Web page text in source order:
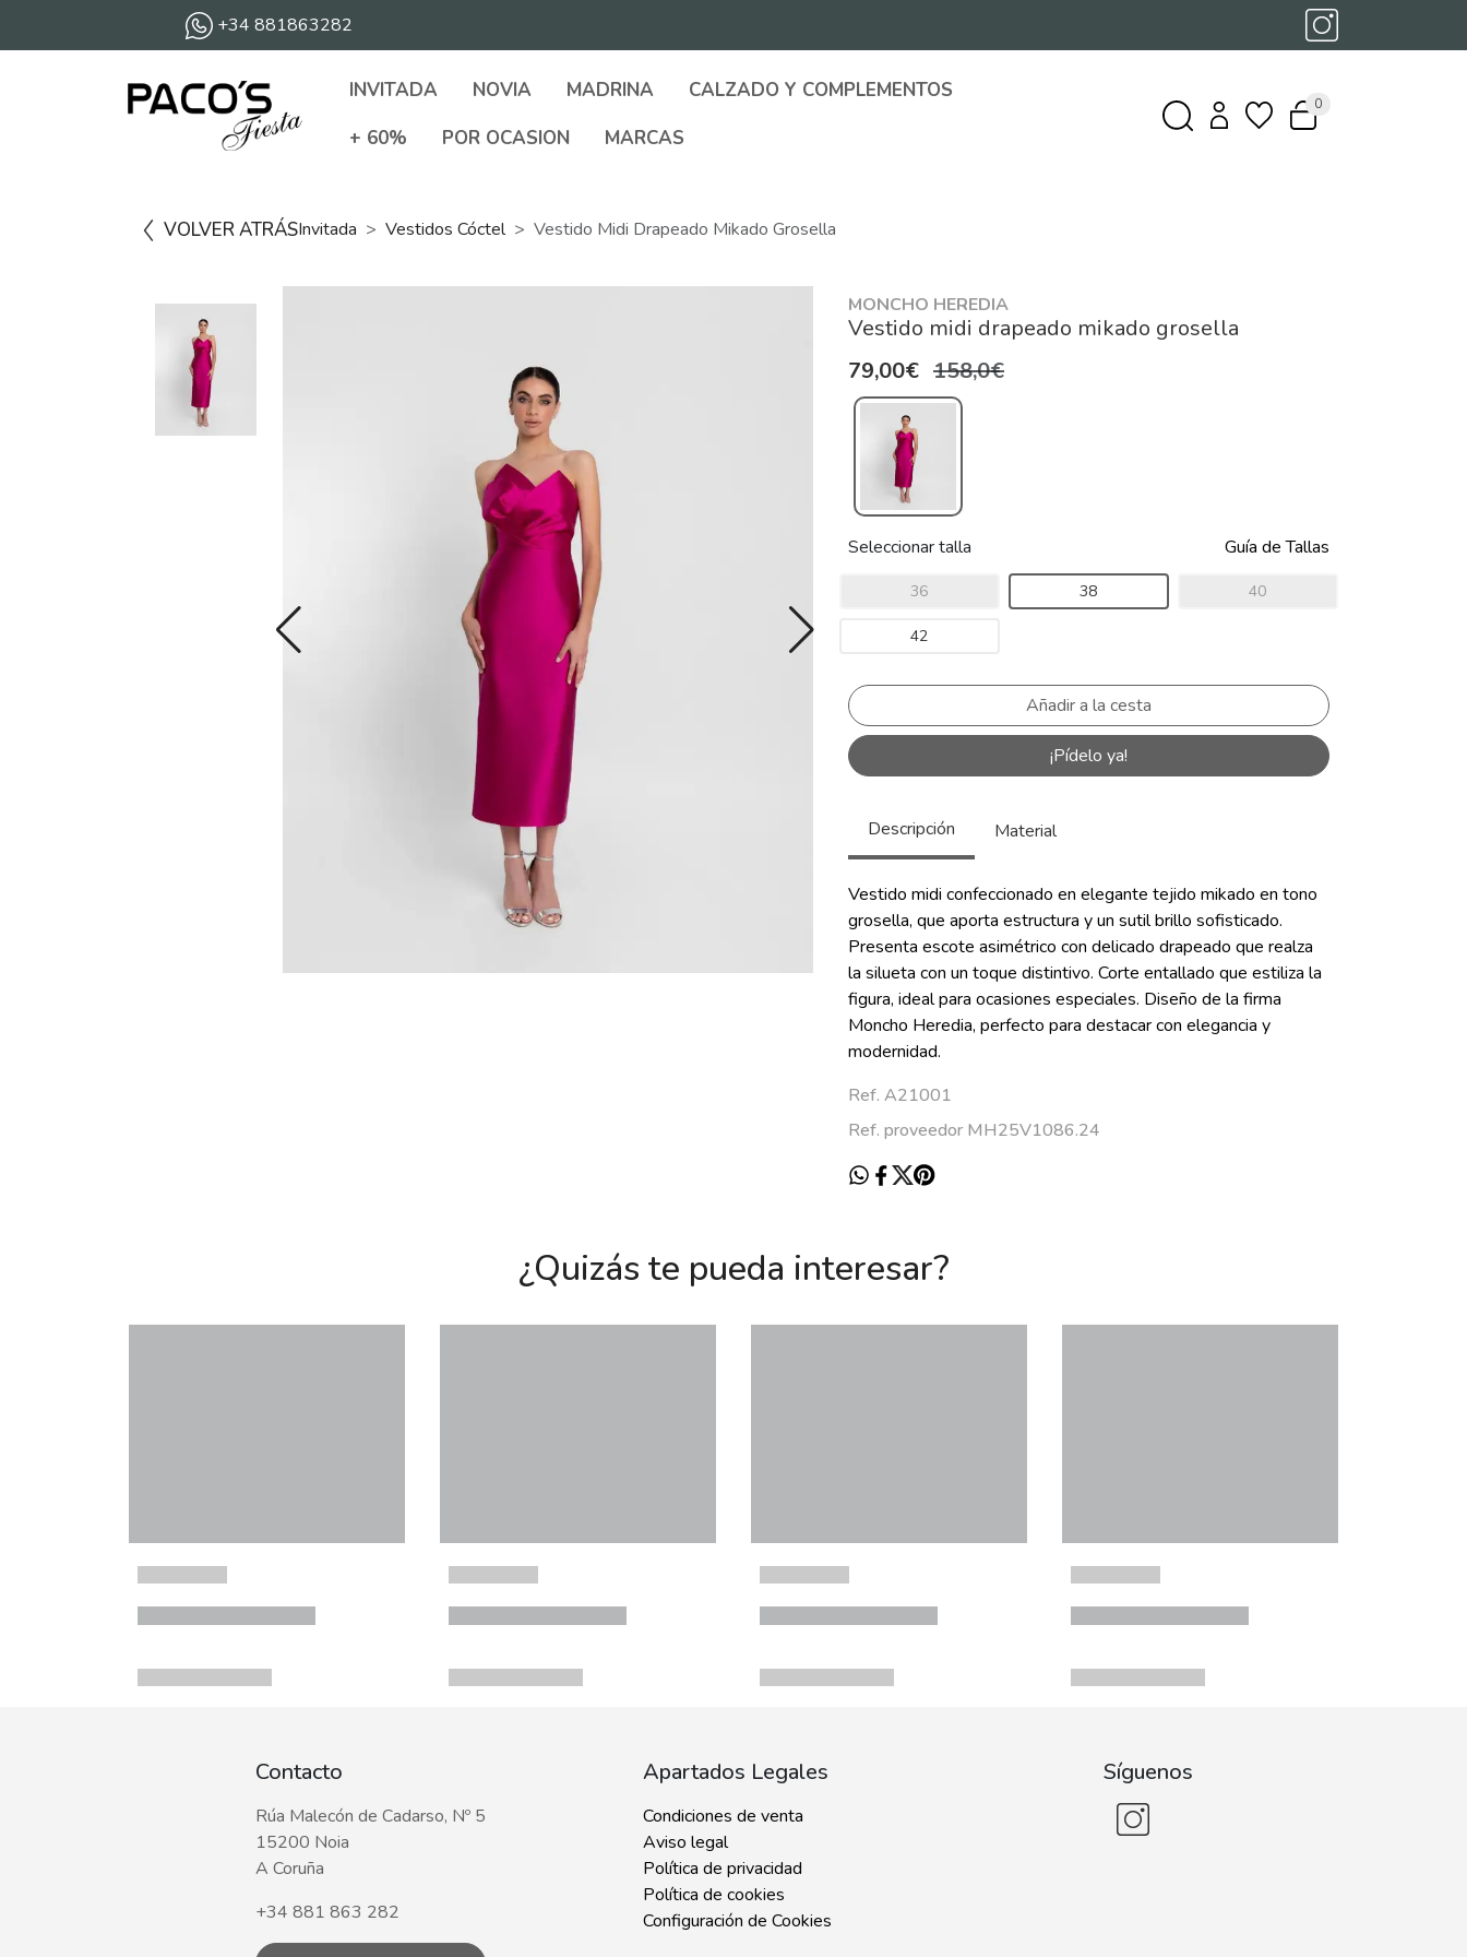
+34 881863282
INVITADA NOVIA MADRINA
CALZADO Y COMPLEMENTOS
+ 60%
POR OCASION MARCAS
0
VOLVER ATRÁSInvitada Vestidos Cóctel Vestido Midi Drapeado Mikado Grosella
MONCHO HEREDIA
Vestido midi drapeado mikado grosella
79,00€ 158,0€
Seleccionar talla Guía de Tallas
36 38 40
42
¡Pídelo ya!
Descripción Material
Vestido midi confeccionado en elegante tejido mikado en tono
grosella, que aporta estructura y un sutil brillo sofisticado.
Presenta escote asimétrico con delicado drapeado que realza
la silueta con un toque distintivo. Corte entallado que estiliza la
figura, ideal para ocasiones especiales. Diseño de la firma
Moncho Heredia, perfecto para destacar con elegancia y
modernidad.
Ref. A21001
Ref. proveedor MH25V1086.24
¿Quizás te pueda interesar?
Contacto
Rúa Malecón de Cadarso, Nº 5
15200 Noia
A Coruña
+34 881 863 282
Apartados Legales
Condiciones de venta
Aviso legal
Política de privacidad
Política de cookies
Configuración de Cookies
Síguenos